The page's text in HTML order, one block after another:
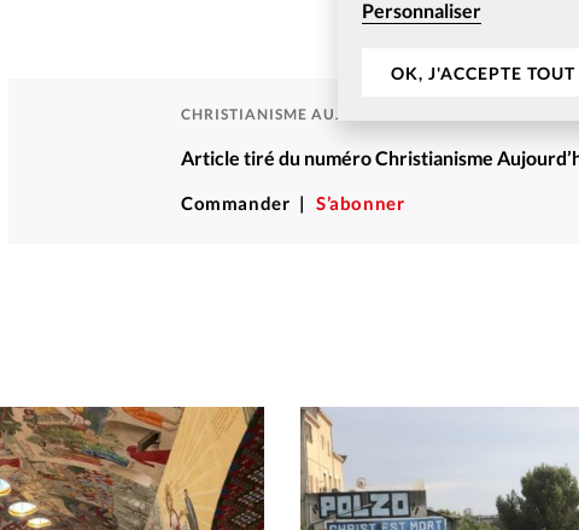
Personnaliser
OK, J'ACCEPTE TOUT
CHRISTIANISME AUJOURD'HUI
Article tiré du numéro Christianisme
Commander S’abonner